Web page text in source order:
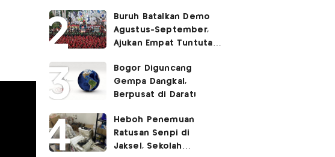
Ruang Bunker
Buruh Batalkan Demo
Agustus-September,
Ajukan Empat Tuntutan
Bogor Diguncang
Gempa Dangkal,
Berpusat di Darat!
Heboh Penemuan
Ratusan Senpi di
Jaksel, Sekolah